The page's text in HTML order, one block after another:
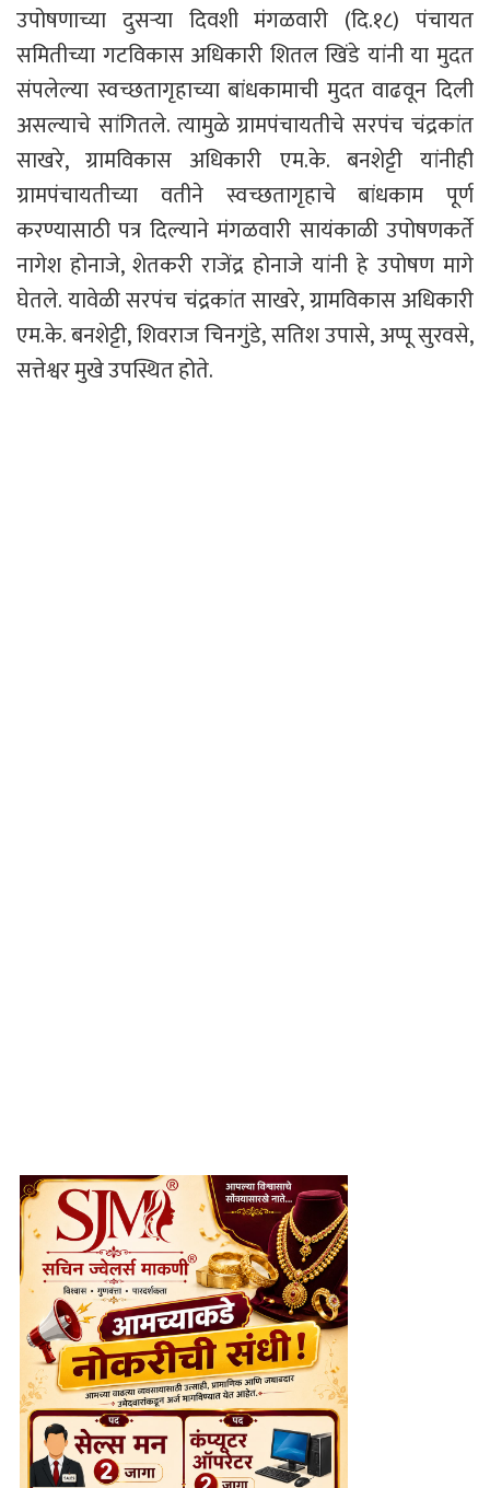
उपोषणाच्या दुसऱ्या दिवशी मंगळवारी (दि.१८) पंचायत
समितीच्या गटविकास अधिकारी शितल खिंडे यांनी या मुदत
संपलेल्या स्वच्छतागृहाच्या बांधकामाची मुदत वाढवून दिली
असल्याचे सांगितले. त्यामुळे ग्रामपंचायतीचे सरपंच चंद्रकांत
साखरे, ग्रामविकास अधिकारी एम.के. बनशेट्टी यांनीही
ग्रामपंचायतीच्या वतीने स्वच्छतागृहाचे बांधकाम पूर्ण
करण्यासाठी पत्र दिल्याने मंगळवारी सायंकाळी उपोषणकर्ते
नागेश होनाजे, शेतकरी राजेंद्र होनाजे यांनी हे उपोषण मागे
घेतले. यावेळी सरपंच चंद्रकांत साखरे, ग्रामविकास अधिकारी
एम.के. बनशेट्टी, शिवराज चिनगुंडे, सतिश उपासे, अप्पू सुरवसे,
सत्तेश्वर मुखे उपस्थित होते.